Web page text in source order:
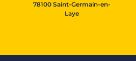
78100 Saint-Germain-en-
Laye